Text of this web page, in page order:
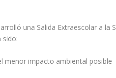
una Salida Extraescolar a la
sido:
menor impacto ambiental posible